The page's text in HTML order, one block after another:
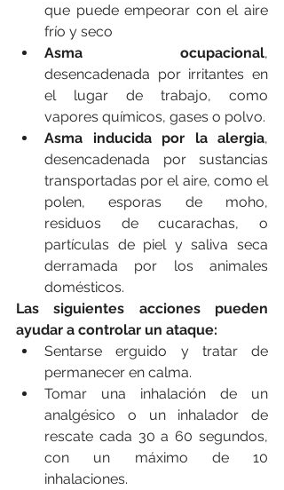
que puede empeorar con el aire
frío y seco
Asma ocupacional,
desencadenada por irritantes en
el lugar de trabajo, como
vapores químicos, gases o polvo.
Asma inducida por la alergia,
desencadenada por sustancias
transportadas por el aire, como el
polen, esporas de moho,
residuos de cucarachas, o
partículas de piel y saliva seca
derramada por los animales
domésticos.
Las siguientes acciones pueden
ayudar a controlar un ataque:
Sentarse erguido y tratar de
permanecer en calma.
Tomar una inhalación de un
analgésico o un inhalador de
rescate cada 30 a 60 segundos,
con un máximo de 10
inhalaciones.